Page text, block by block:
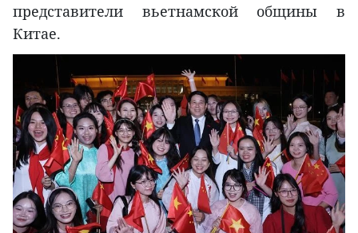
представители вьетнамской общины в
Китае.